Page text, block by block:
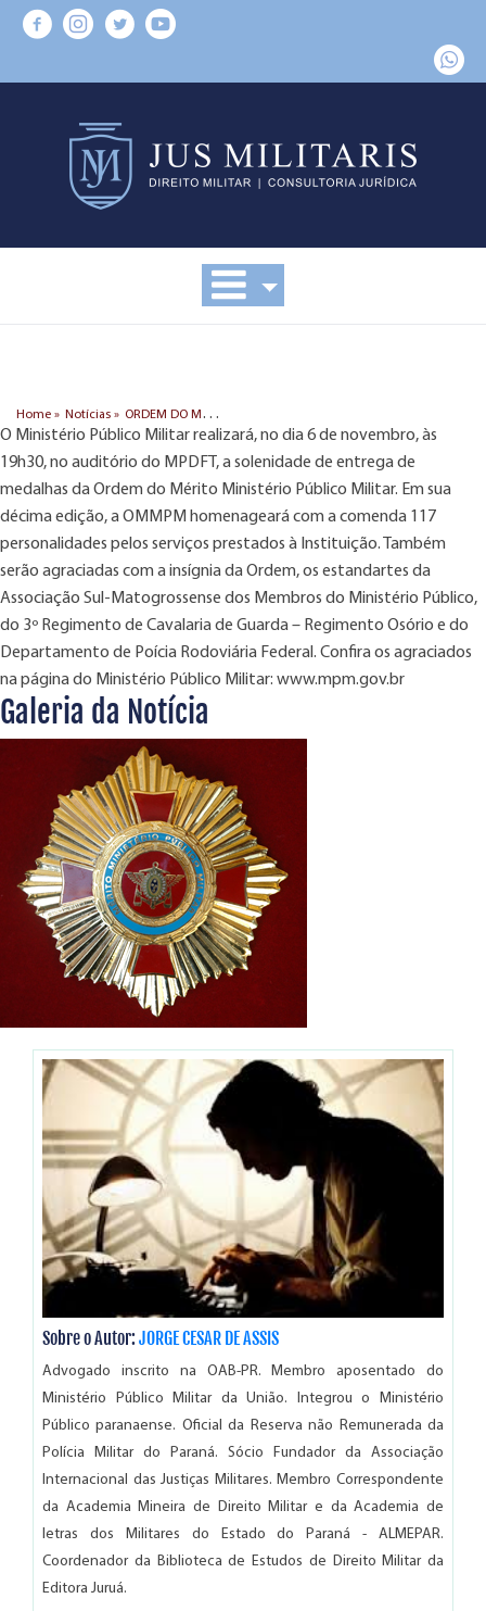
Home » Notícias » O
RDEM DO MÉRITO MINISTÉRIO PÚBLICO MILITAR
O Ministério Público Militar realizará, no dia 6 de novembro, às
19h30, no auditório do MPDFT, a solenidade de entrega de
medalhas da Ordem do Mérito Ministério Público Militar. Em sua
décima edição, a OMMPM homenageará com a comenda 117
personalidades pelos serviços prestados à Instituição. Também
serão agraciadas com a insígnia da Ordem, os estandartes da
Associação Sul-Matogrossense dos Membros do Ministério Público,
do 3º Regimento de Cavalaria de Guarda – Regimento Osório e do
Departamento de Poícia Rodoviária Federal. Confira os agraciados
na página do Ministério Público Militar: www.mpm.gov.br
Galeria da Notícia
Sobre o Autor:JORGE CESAR DE ASSIS
Advogado inscrito na OAB-PR. Membro aposentado do
Ministério Público Militar da União. Integrou o Ministério
Público paranaense. Oficial da Reserva não Remunerada da
Polícia Militar do Paraná. Sócio Fundador da Associação
Internacional das Justiças Militares. Membro Correspondente
da Academia Mineira de Direito Militar e da Academia de
letras dos Militares do Estado do Paraná - ALMEPAR.
Coordenador da Biblioteca de Estudos de Direito Militar da
Editora Juruá.